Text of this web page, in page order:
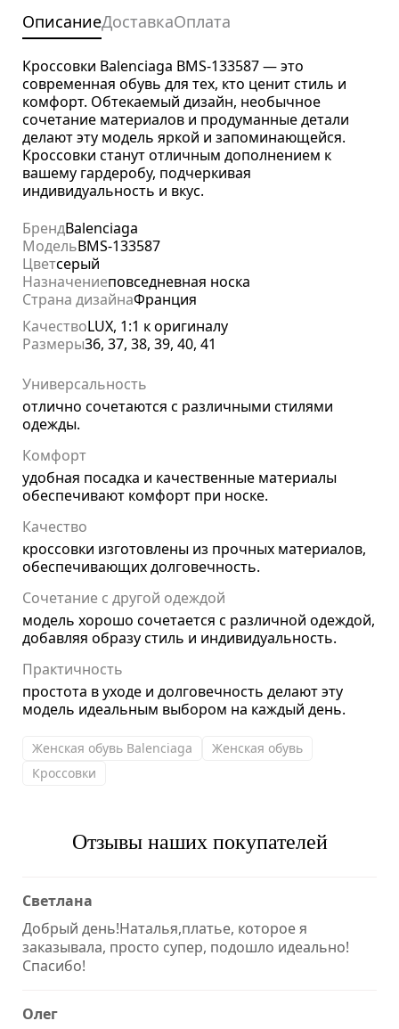
ОписаниеДоставкаОплата
Кроссовки Balenciaga BMS-133587 — это
современная обувь для тех, кто ценит стиль и
комфорт. Обтекаемый дизайн, необычное
сочетание материалов и продуманные детали
делают эту модель яркой и запоминающейся.
Кроссовки станут отличным дополнением к
вашему гардеробу, подчеркивая
индивидуальность и вкус.
БрендBalenciaga
МодельBMS-133587
Цветсерый
Назначениеповседневная носка
Страна дизайнаФранция
КачествоLUX, 1:1 к оригиналу
Размеры36, 37, 38, 39, 40, 41
Универсальность
отлично сочетаются с различными стилями
одежды.
Комфорт
удобная посадка и качественные материалы
обеспечивают комфорт при носке.
Качество
кроссовки изготовлены из прочных материалов,
обеспечивающих долговечность.
Сочетание с другой одеждой
модель хорошо сочетается с различной одеждой,
добавляя образу стиль и индивидуальность.
Практичность
простота в уходе и долговечность делают эту
модель идеальным выбором на каждый день.
Женская обувь Balenciaga
Женская обувь
Кроссовки
Отзывы наших покупателей
Светлана
Добрый день!Наталья,платье, которое я
заказывала, просто супер, подошло идеально!
Спасибо!
Олег